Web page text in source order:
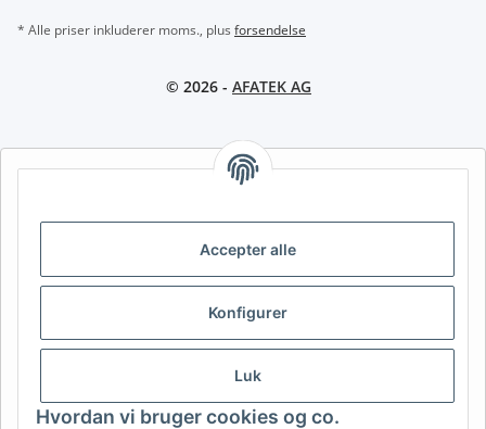
Accepter alle
Konfigurer
Luk
Hvordan vi bruger cookies og co.
* Alle priser inkluderer moms., plus forsendelse
© 2026 - AFATEK AG
AFATEK INTERNATIONAL – VÆLG REGION OG SPROG | SELECT
CH (DE)
CH (IT) BE (NL) BE (FR) NL
ES